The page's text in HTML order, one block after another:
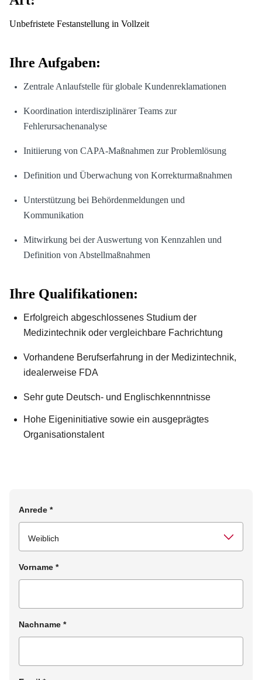
Unbefristete Festanstellung in Vollzeit
Ihre Aufgaben:
Zentrale Anlaufstelle für globale Kundenreklamationen
Koordination interdisziplinärer Teams zur
Fehlerursachenanalyse
Initiierung von CAPA-Maßnahmen zur Problemlösung
Definition und Überwachung von Korrekturmaßnahmen
Unterstützung bei Behördenmeldungen und
Kommunikation
Mitwirkung bei der Auswertung von Kennzahlen und
Definition von Abstellmaßnahmen
Ihre Qualifikationen:
Erfolgreich abgeschlossenes Studium der
Medizintechnik oder vergleichbare Fachrichtung
Vorhandene Berufserfahrung in der Medizintechnik,
idealerweise FDA
Sehr gute Deutsch- und Englischkennntnisse
Hohe Eigeninitiative sowie ein ausgeprägtes
Organisationstalent
Anrede *
Vorname *
Nachname *